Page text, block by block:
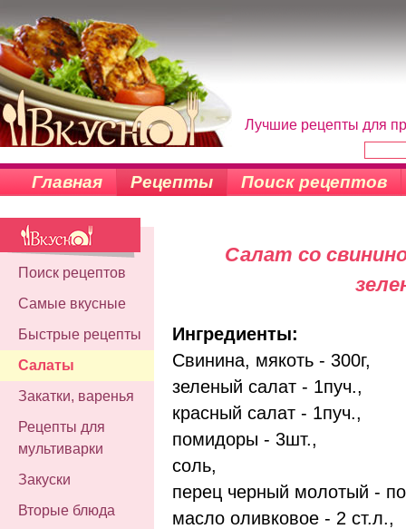
Лучшие рецепты для
Главная Рецепты Поиск рецептов
Поиск рецептов
Самые вкусные
Быстрые рецепты
Салаты
Закатки, варенья
Рецепты для
мультиварки
Закуски
Вторые блюда
Салат со
Ингредиенты:
Свинина, мякоть - 300г,
зеленый салат - 1пуч.,
красный салат - 1пуч.,
помидоры - 3шт.,
соль,
перец черный молотый - по
масло оливковое - 2 ст.л.,